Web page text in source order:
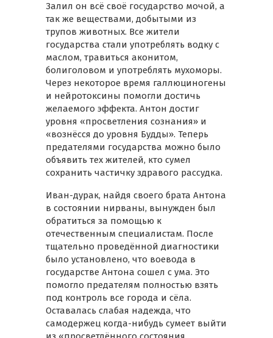
Залил он всё своё государство мочой, а
так же веществами, добытыми из
трупов животных. Все жители
государства стали употреблять водку с
маслом, травиться аконитом,
болиголовом и употреблять мухоморы.
Через некоторое время галлюциногены
и нейротоксины помогли достичь
желаемого эффекта. Антон достиг
уровня «просветления сознания» и
«вознёсся до уровня Будды». Теперь
предателями государства можно было
объявить тех жителей, кто сумел
сохранить частичку здравого рассудка.
Иван-дурак, найдя своего брата Антона
в состоянии нирваны, вынужден был
обратиться за помощью к
отечественным специалистам. После
тщательно проведённой диагностики
было установлено, что воевода в
государстве Антона сошел с ума. Это
помогло предателям полностью взять
под контроль все города и сёла.
Оставалась слабая надежда, что
самодержец когда-нибудь сумеет выйти